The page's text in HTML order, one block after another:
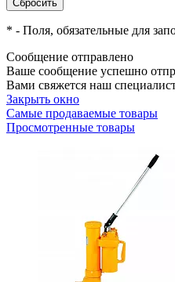
* - Поля, обязательные для
Сообщение отправлено
Ваше сообщение успешно
Вами свяжется наш
Закрыть окно
Самые продаваемые товары
Просмотренные товары